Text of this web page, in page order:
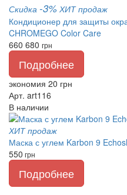
Скидка -3% ХИТ продаж
Кондиционер для защиты
CHROMEGO Color Care
660 680 грн
Подробнее
экономия 20 грн
Арт. art116
В наличии
ХИТ продаж
Маска с углем Karbon 9
550 грн
Подробнее